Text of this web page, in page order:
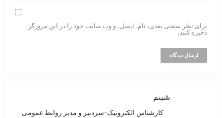
برای نظر سنجی بعدی، نام، ایمیل، و وب سایت خود را در این مرورگر
ذخیره کنید.
شبنم
کارشناس الکترونیک-سردبیر و مدیر روابط عمومی